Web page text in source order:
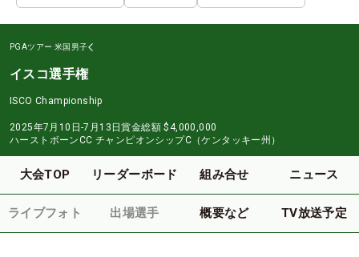
PGAツアー 米国男子
イスコ選手権
ISCO Championship
2025年7月10日-7月13日賞金総額 $4,000,000
ハーストボーンCC チャンピオンシップC（ケンタッキー州）
大会TOP リーダーボード 組み合せ ニュース
ライブフォト 出場選手 概要など TV放送予定